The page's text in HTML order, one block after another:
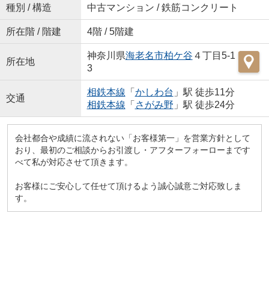
種別 / 構造 中古マンション / 鉄筋コンクリート
所在階 / 階建 4階 / 5階建
所在地
神奈川県海老名市柏ケ谷 ４丁目5-1
3
交通
相鉄本線 「 かしわ台 」駅 徒歩11分
相鉄本線 「 さがみ野 」駅 徒歩24分
会社都合や成績に流されない「お客様第一」を営業方針として
おり、最初のご相談からお引渡し・アフターフォーローまです
べて私が対応させて頂きます。
お客様にご安心して任せて頂けるよう誠心誠意ご対応致しま
す。